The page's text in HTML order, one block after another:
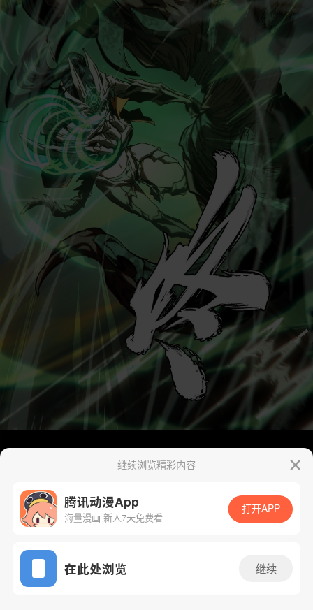
App免费看
继续浏览精彩内容
腾讯动漫App
海量漫画 新人7天免费看
打开APP
在此处浏览 继续